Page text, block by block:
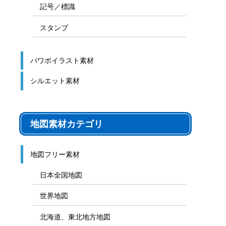
記号／標識
スタンプ
パワポイラスト素材
シルエット素材
地図素材カテゴリ
地図フリー素材
日本全国地図
世界地図
北海道、東北地方地図